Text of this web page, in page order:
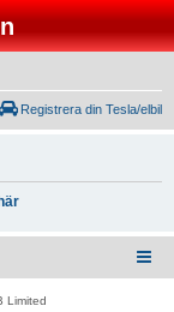
Registrera din Tesla/elbil
Limited